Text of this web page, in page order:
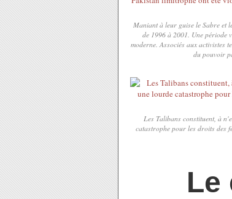
Maniant à leur guise le Sabre et
de 1996 à 2001. Une période
moderne. Associés aux activistes
du pouvoir
Les Talibans constituent, à
catastrophe pour les droits des
Le